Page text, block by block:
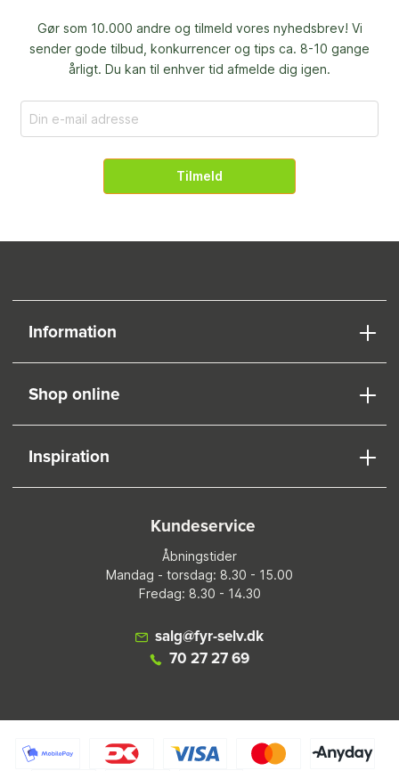
Gør som 10.000 andre og tilmeld vores nyhedsbrev! Vi
sender gode tilbud, konkurrencer og tips ca. 8-10 gange
årligt. Du kan til enhver tid afmelde dig igen.
Tilmeld
Information
Shop online
Inspiration
Kundeservice
Åbningstider
Mandag - torsdag: 8.30 - 15.00
Fredag: 8.30 - 14.30
salg@fyr-selv.dk
70 27 27 69